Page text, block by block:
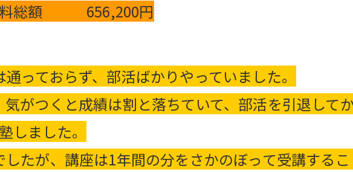
料総額 656,200円
っておらず、部活ばかりやっていました。
がつくと成績は割と落ちていて、部活を引退して
しました。
たが、講座は1年間の分をさかのぼって受講する